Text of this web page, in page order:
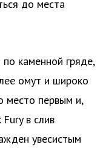
до места
каменной гряде,
омут и широко
место первым и,
в слив
увесистым